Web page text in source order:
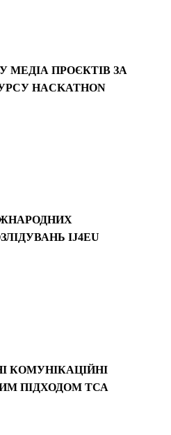
МЕДІА ПРОЄКТІВ ЗА
HACKATHON
IJ4EU
КОМУНІКАЦІЙНІ
ПІДХОДОМ ТСА